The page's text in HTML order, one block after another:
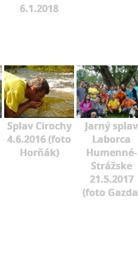
6.1.2018
Splav Cirochy
4.6.2016 (foto
Horňák)
Jarný splav
Laborca
Humenné-
Strážske
21.5.2017
(foto